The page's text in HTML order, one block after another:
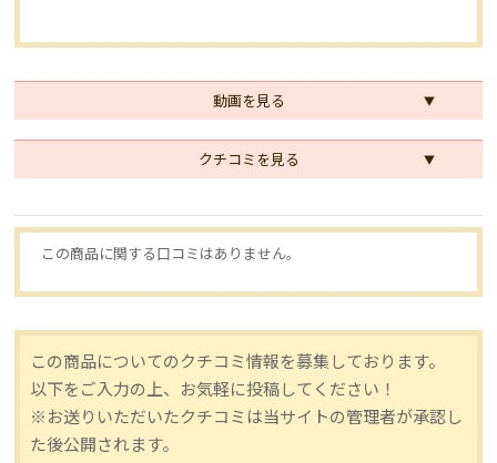
動画を見る
クチコミを見る
この商品に関する口コミはありません。
この商品についてのクチコミ情報を募集しております。
以下をご入力の上、お気軽に投稿してください！
※お送りいただいたクチコミは当サイトの管理者が承認し
た後公開されます。